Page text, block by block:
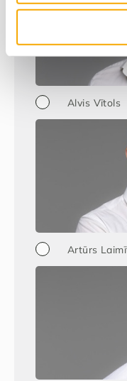
Alvis Vītols
Artūrs